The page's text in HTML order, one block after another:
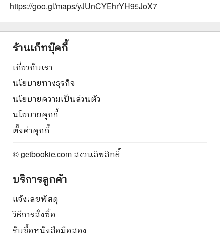
https://goo.gl/maps/yJUnCYEhrYH95JoX7
ร้านเก็ทบุ๊คกี้
เกี่ยวกับเรา
นโยบายทางธุรกิจ
นโยบายความเป็นส่วนตัว
นโยบายคุกกี้
ตั้งค่าคุกกี้
© getbookie.com สงวนลิขสิทธิ์
บริการลูกค้า
แจ้งเลขพัสดุ
วิธีการสั่งซื้อ
รับซื้อหนังสือมือสอง